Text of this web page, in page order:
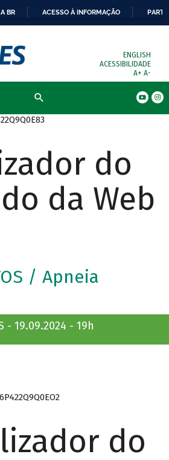
BR ACESSO À INFORMAÇÃO
ENGLISH
ACESSIBILIDADE
A+ A-
do
da Web
/ Apneia
- 19.09.2024 - 19h
do